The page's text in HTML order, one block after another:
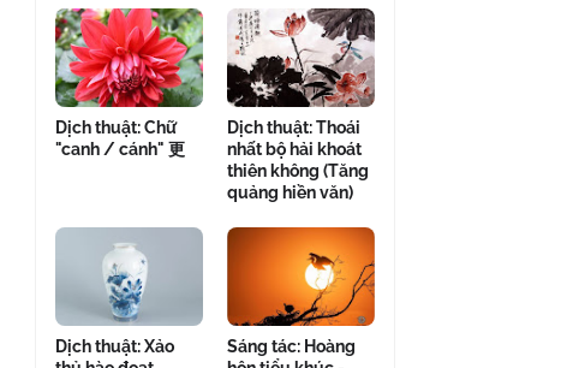
Dịch thuật: Chữ
"canh / cánh" 更
Dịch thuật: Thoái
nhất bộ hải khoát
thiên không (Tăng
quảng hiền văn)
Dịch thuật: Xảo
Sáng tác: Hoàng